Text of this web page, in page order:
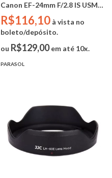
Canon EF-24mm F/2.8 IS USM
(Substitui Canon EW-60II)
R$116,10 à vista no
boleto/depósito.
ou R$129,00em até 10x.
PARASOL